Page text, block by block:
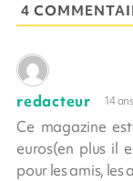
4
redacteur 14 ans
Ce magazine
euros(en plus il
pour les amis, les